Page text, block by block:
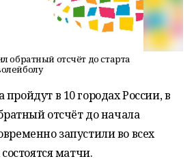
обратный отсчёт до старта
в 10 городах России, в
отсчёт до начала
запустили во всех
матчи.